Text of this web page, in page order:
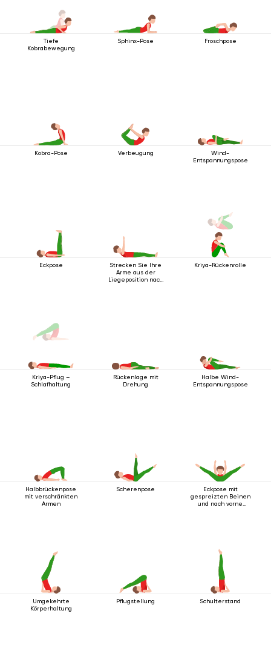
Tiefe
Kobrabewegung
Sphinx-Pose Froschpose
Kobra-Pose Verbeugung
Wind-
Entspannungspose
Eckpose
Strecken Sie Ihre
Arme aus der
Liegeposition nach
Kriya-Rückenrolle
Kriya-Pflug –
Schlafhaltung
Rückenlage mit
Drehung
Halbe Wind-
Entspannungspose
Halbbrückenpose
mit verschränkten
Armen
Scherenpose
Eckpose mit
gespreizten Beinen
und nach vorne
Umgekehrte
Körperhaltung
Pflugstellung Schulterstand